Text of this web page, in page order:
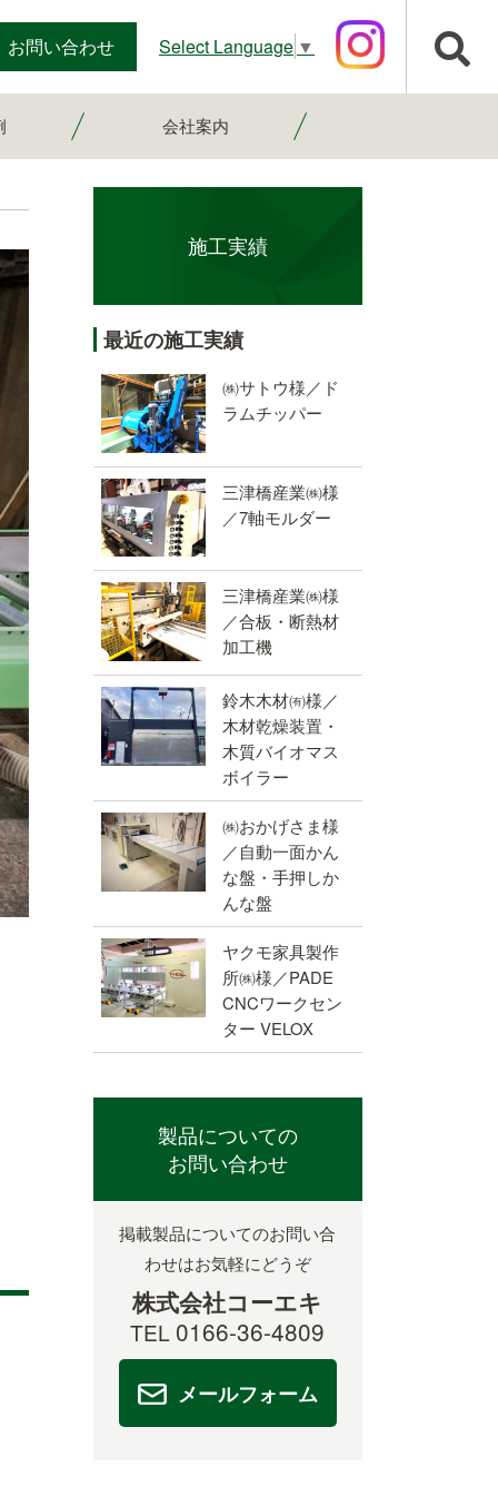
お問い合わせ Select Language ▼
会社案内
会社案内
スタッフ紹介
採用情報
施工実績
最近の施工実績
㈱サトウ様／ド
ラムチッパー
三津橋産業㈱様
／7軸モルダー
三津橋産業㈱様
／合板・断熱材
加工機
鈴木木材㈲様／
木材乾燥装置・
木質バイオマス
ボイラー
㈱おかげさま様
／自動一面かん
な盤・手押しか
んな盤
ヤクモ家具製作
所㈱様／PADE
CNCワークセン
ター VELOX
製品についての
お問い合わせ
掲載製品についてのお問い合
わせはお気軽にどうぞ
株式会社コーエキ
TEL 0166-36-4809
メールフォーム